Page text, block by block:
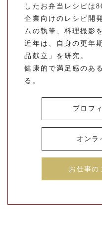
したお弁当レシピは
企業向けのレシピ開
ムの執筆、料理撮影
近年は、自身の更年
品献立」を研究。
健康的で満足感のあ
る。
プロフ
オンラ
お仕事の